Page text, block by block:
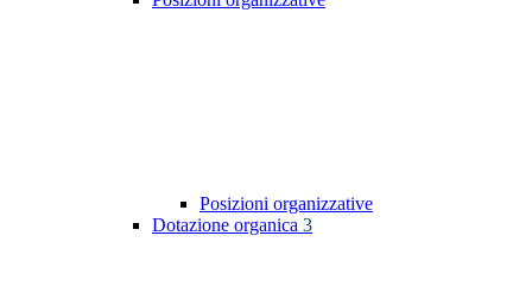
Posizioni organizzative
Dotazione organica 3